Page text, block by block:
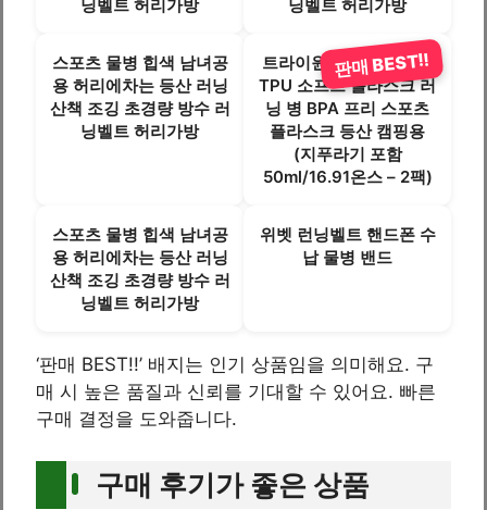
닝벨트 허리가방
닝벨트 허리가방
스포츠 물병 힙색 남녀공
용 허리에차는 등산 러닝
산책 조깅 초경량 방수 러
닝벨트 허리가방
트라이원더 접이식 물병
TPU 소프트 플라스크 러
닝 병 BPA 프리 스포츠
플라스크 등산 캠핑용
(지푸라기 포함
50ml/16.91온스 – 2팩)
판매 BEST!!
스포츠 물병 힙색 남녀공
용 허리에차는 등산 러닝
산책 조깅 초경량 방수 러
닝벨트 허리가방
위벳 런닝벨트 핸드폰 수
납 물병 밴드
‘판매 BEST!!’ 배지는 인기 상품임을 의미해요. 구
매 시 높은 품질과 신뢰를 기대할 수 있어요. 빠른
구매 결정을 도와줍니다.
구매 후기가 좋은 상품